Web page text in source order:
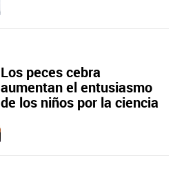
Los peces cebra
aumentan el entusiasmo
de los niños por la ciencia